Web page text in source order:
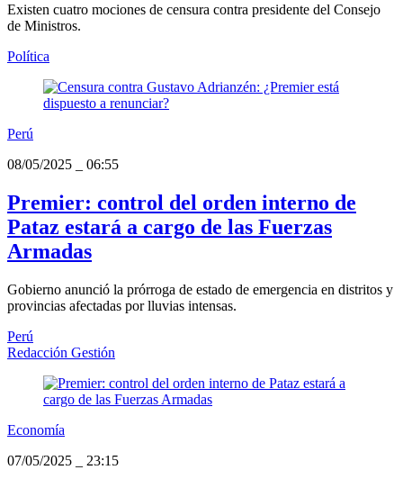
Existen cuatro mociones de censura contra presidente del Consejo
de Ministros.
Política
Perú
08/05/2025
06:55
Premier: control del orden interno de
Pataz estará a cargo de las Fuerzas
Armadas
Gobierno anunció la prórroga de estado de emergencia en distritos y
provincias afectadas por lluvias intensas.
Perú
Redacción Gestión
Economía
07/05/2025
23:15